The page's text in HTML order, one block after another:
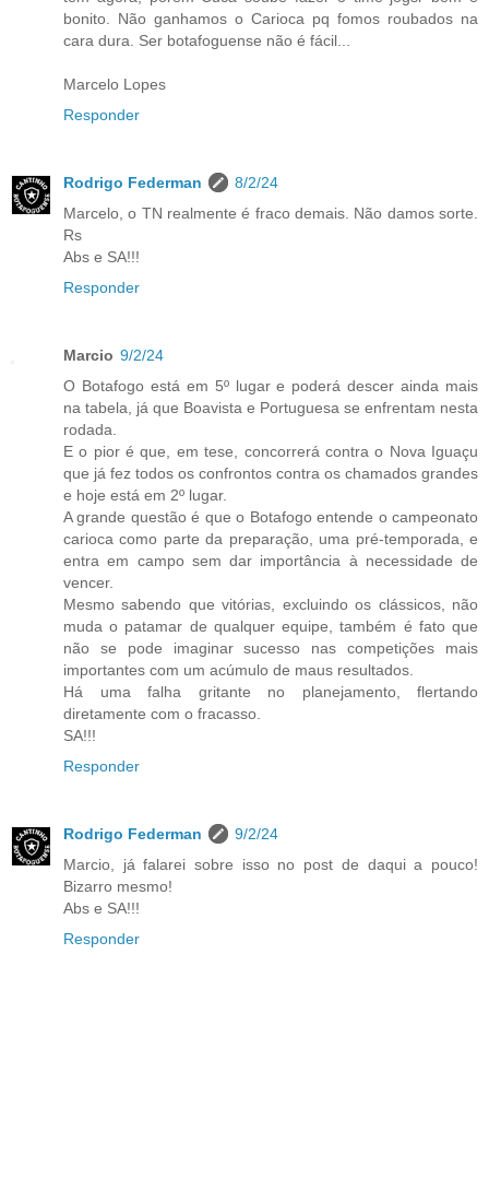
bonito. Não ganhamos o Carioca pq fomos roubados na
cara dura. Ser botafoguense não é fácil...
Marcelo Lopes
Responder
Rodrigo Federman
8/2/24
Marcelo, o TN realmente é fraco demais. Não damos sorte.
Rs
Abs e SA!!!
Responder
Marcio 9/2/24
O Botafogo está em 5º lugar e poderá descer ainda mais
na tabela, já que Boavista e Portuguesa se enfrentam nesta
rodada.
E o pior é que, em tese, concorrerá contra o Nova Iguaçu
que já fez todos os confrontos contra os chamados grandes
e hoje está em 2º lugar.
A grande questão é que o Botafogo entende o campeonato
carioca como parte da preparação, uma pré-temporada, e
entra em campo sem dar importância à necessidade de
vencer.
Mesmo sabendo que vitórias, excluindo os clássicos, não
muda o patamar de qualquer equipe, também é fato que
não se pode imaginar sucesso nas competições mais
importantes com um acúmulo de maus resultados.
Há uma falha gritante no planejamento, flertando
diretamente com o fracasso.
SA!!!
Responder
Rodrigo Federman
9/2/24
Marcio, já falarei sobre isso no post de daqui a pouco!
Bizarro mesmo!
Abs e SA!!!
Responder